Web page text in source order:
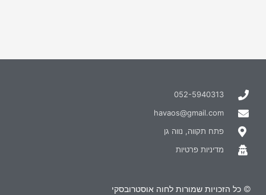
052-5940313
havaos@gmail.com
פתח תקווה, נווה גן
מדיניות פרטיות
© כל הזכויות שמורות לחוה אוסטרובסקי